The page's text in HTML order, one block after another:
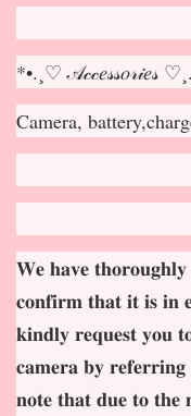
*•.¸♡ 𝒜𝒸𝒸𝑒𝓈𝓈𝑜𝓇𝒾𝑒𝓈
Camera,
𝐖𝐞 𝐡𝐚𝐯𝐞 𝐭𝐡𝐨𝐫𝐨𝐮𝐠𝐡𝐥𝐲
𝐜𝐨𝐧𝐟𝐢𝐫𝐦 𝐭𝐡𝐚𝐭 𝐢𝐭 𝐢𝐬
𝐤𝐢𝐧𝐝𝐥𝐲 𝐫𝐞𝐪𝐮𝐞𝐬𝐭 𝐲𝐨𝐮
𝐜𝐚𝐦𝐞𝐫𝐚 𝐛𝐲 𝐫𝐞𝐟𝐞𝐫𝐫𝐢𝐧𝐠
𝐧𝐨𝐭𝐞 𝐭𝐡𝐚𝐭 𝐝𝐮𝐞 𝐭𝐨 𝐭𝐡𝐞